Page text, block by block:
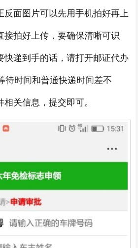
反面图片可以先用手机拍好再上
接拍好上传，要确保清晰可识
快递到手的话，请打开邮证代办
待时间和普通快递时间差不
关信息，提交即可。